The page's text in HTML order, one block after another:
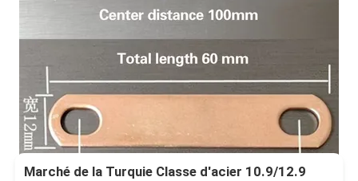
Marché de la Turquie Classe d'acier 10.9/12.9